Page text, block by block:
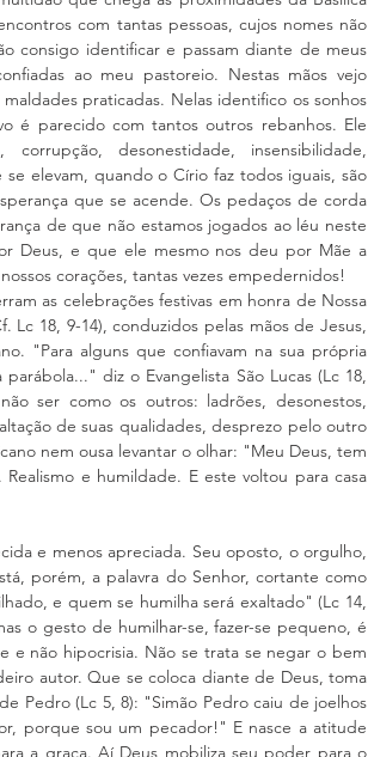
com tantas pessoas, cujos nomes não
consigo identificar e passam diante de meus
ao meu pastoreio. Nestas mãos vejo
praticadas. Nelas identifico os sonhos
é parecido com tantos outros rebanhos. Ele
desonestidade, insensibilidade,
elevam, quando o Círio faz todos iguais, são
que se acende. Os pedaços de corda
de que não estamos jogados ao léu neste
Deus, e que ele mesmo nos deu por Mãe a
corações, tantas vezes empedernidos!
as celebrações festivas em honra de Nossa
Lc 18, 9-14), conduzidos pelas mãos de Jesus,
"Para alguns que confiavam na sua própria
diz o Evangelista São Lucas (Lc 18,
ser como os outros: ladrões, desonestos,
de suas qualidades, desprezo pelo outro
nem ousa levantar o olhar: "Meu Deus, tem
e humildade. E este voltou para casa
e menos apreciada. Seu oposto, o orgulho,
porém, a palavra do Senhor, cortante como
e quem se humilha será exaltado" (Lc 14,
o gesto de humilhar-se, fazer-se pequeno, é
e não hipocrisia. Não se trata se negar o bem
autor. Que se coloca diante de Deus, toma
Pedro (Lc 5, 8): "Simão Pedro caiu de joelhos
porque sou um pecador!" E nasce a atitude
a graça. Aí Deus mobiliza seu poder para o